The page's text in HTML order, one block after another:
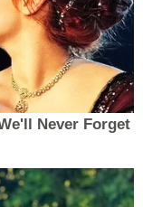
Never Forget